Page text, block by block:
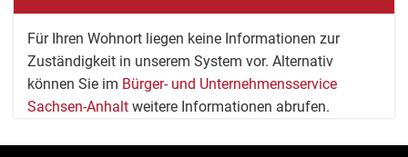
Für Ihren Wohnort liegen keine Informationen zur
Zuständigkeit in unserem System vor. Alternativ
können Sie im Bürger- und Unternehmensservice
Sachsen-Anhalt weitere Informationen abrufen.